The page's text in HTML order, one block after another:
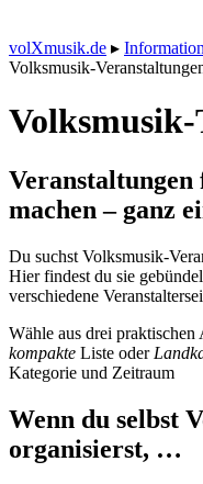
volXmusik.de ▸
Volksmusik-
machen – ganz
Du suchst Volksmusik-
Hier findest du sie
verschiedene
Wähle aus drei praktischen
kompakte Liste oder
Kategorie und Zeitraum
Wenn du selbst
organisierst, …